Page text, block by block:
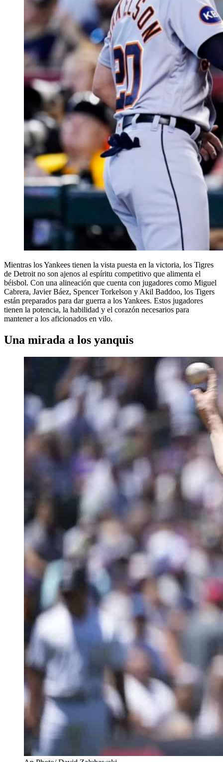
Mientras los Yankees tienen la vista puesta en la victoria, los Tigres
de Detroit no son ajenos al espíritu competitivo que alimenta el
béisbol. Con una alineación que cuenta con jugadores como Miguel
Cabrera, Javier Báez, Spencer Torkelson y Akil Baddoo, los Tigers
están preparados para dar guerra a los Yankees. Estos jugadores
tienen la potencia, la habilidad y el corazón necesarios para
mantener a los aficionados en vilo.
Una mirada a los yanquis